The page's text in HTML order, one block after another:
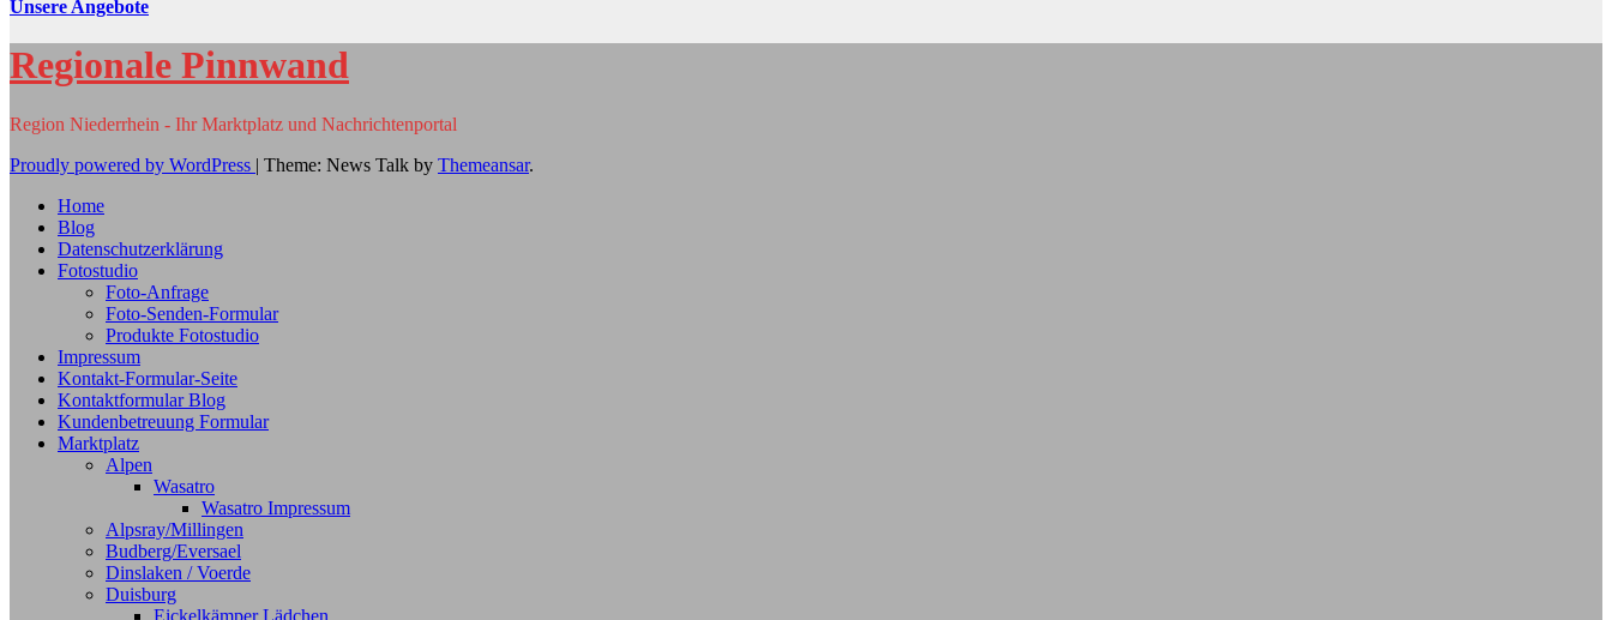
Unsere Angebote
Regionale Pinnwand
Region Niederrhein - Ihr Marktplatz und Nachrichtenportal
Proudly powered by WordPress | Theme: News Talk by Themeansar.
Home
Blog
Datenschutzerklärung
Fotostudio
Foto-Anfrage
Foto-Senden-Formular
Produkte Fotostudio
Impressum
Kontakt-Formular-Seite
Kontaktformular Blog
Kundenbetreuung Formular
Marktplatz
Alpen
Wasatro
Wasatro Impressum
Alpsray/Millingen
Budberg/Eversael
Dinslaken / Voerde
Duisburg
Eickelkämper Lädchen